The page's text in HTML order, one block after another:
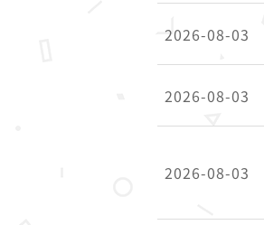
2026-08-03
2026-08-03
2026-08-03